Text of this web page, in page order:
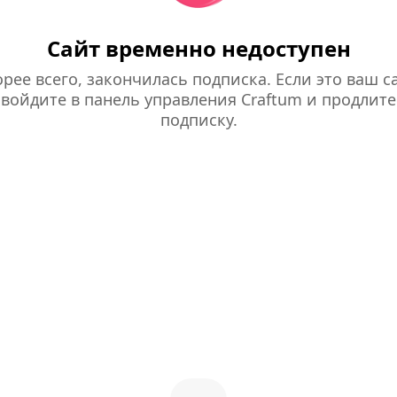
Сайт временно недоступен
всего, закончилась подписка. Если это ваш
войдите в панель управления Craftum и продлите
подписку.